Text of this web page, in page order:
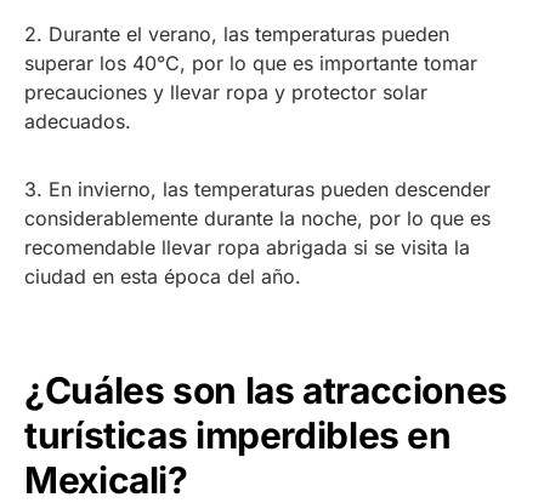
2. Durante el verano, las temperaturas pueden
superar los 40°C, por lo que es importante tomar
precauciones y llevar ropa y protector solar
adecuados.
3. En invierno, las temperaturas pueden descender
considerablemente durante la noche, por lo que es
recomendable llevar ropa abrigada si se visita la
ciudad en esta época del año.
¿Cuáles son las atracciones
turísticas imperdibles en
Mexicali?